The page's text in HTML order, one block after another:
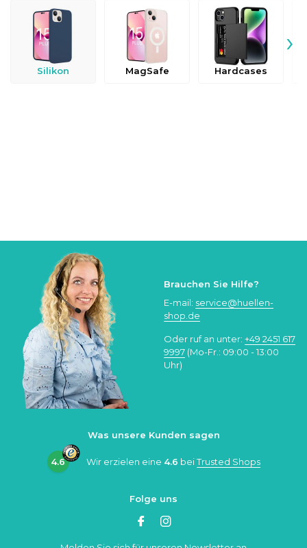
Silikon MagSafe Hardcases
›
Brauchen Sie Hilfe?
E-mail: service@huellen-
shop.de
Oder ruf an unter: +49 2451 617
9997 (Mo-Fr.: 09:00 - 13:00
Uhr)
Was unsere Kunden sagen
4.6 Wir erzielen eine 4.6 beiTrusted Shops
Folge uns